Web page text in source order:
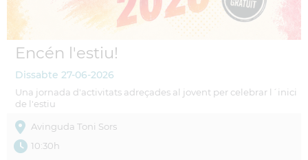
Encén l'estiu!
Dissabte 27-06-2026
Una jornada d'activitats adreçades al jovent per celebrar l´inici
de l'estiu
Avinguda Toni Sors
10:30h